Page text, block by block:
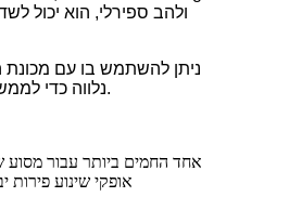
ולהב ספירלי, הוא יכול
ניתן להשתמש בו עם מכונת
נלווה כדי לממש נירוסטה 304.